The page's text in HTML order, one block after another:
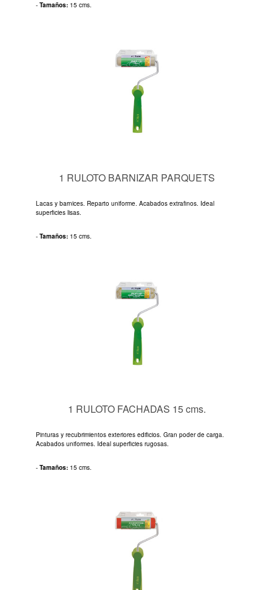
- Tamaños: 15 cms.
1 RULOTO BARNIZAR PARQUETS
Lacas y barnices. Reparto uniforme. Acabados extrafinos. Ideal
superficies lisas.
- Tamaños: 15 cms.
1 RULOTO FACHADAS 15 cms.
Pinturas y recubrimientos exteriores edificios. Gran poder de carga.
Acabados uniformes. Ideal superficies rugosas.
- Tamaños: 15 cms.